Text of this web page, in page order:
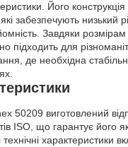
Його
забезпечують низький
Завдяки
підходить для
де необхідна
50209 виготовлений
ISO, що гарантує його
технічні характеристики